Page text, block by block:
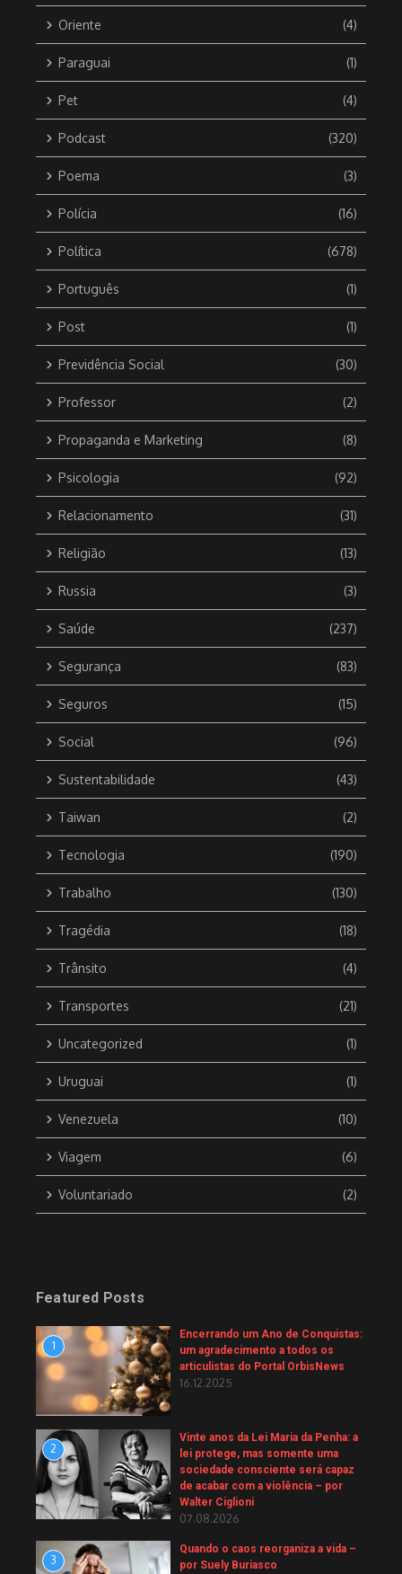
Oriente (4)
Paraguai (1)
Pet (4)
Podcast (320)
Poema (3)
Polícia (16)
Política (678)
Português (1)
Post (1)
Previdência Social (30)
Professor (2)
Propaganda e Marketing (8)
Psicologia (92)
Relacionamento (31)
Religião (13)
Russia (3)
Saúde (237)
Segurança (83)
Seguros (15)
Social (96)
Sustentabilidade (43)
Taiwan (2)
Tecnologia (190)
Trabalho (130)
Tragédia (18)
Trânsito (4)
Transportes (21)
Uncategorized (1)
Uruguai (1)
Venezuela (10)
Viagem (6)
Voluntariado (2)
Featured Posts
1
Encerrando um Ano de Conquistas:
um agradecimento a todos os
articulistas do Portal OrbisNews
16.12.2025
2
Vinte anos da Lei Maria da Penha: a
lei protege, mas somente uma
sociedade consciente será capaz
de acabar com a violência – por
Walter Ciglioni
07.08.2026
3
Quando o caos reorganiza a vida –
por Suely Buriasco